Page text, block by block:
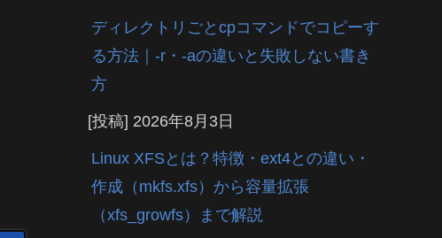
ディレクトリごとcpコマンドでコピーす
る方法｜-r・-aの違いと失敗しない書き
方
[投稿] 2026年8月3日
Linux XFSとは？特徴・ext4との違い・
作成（mkfs.xfs）から容量拡張
（xfs_growfs）まで解説